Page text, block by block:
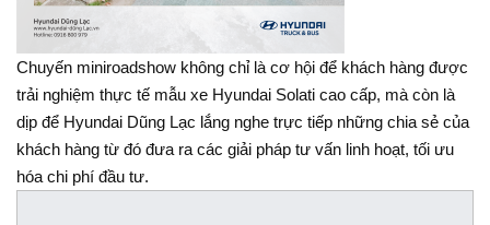
Chuyến miniroadshow không chỉ là cơ hội để khách hàng được
trải nghiệm thực tế mẫu xe Hyundai Solati cao cấp, mà còn là
dịp để Hyundai Dũng Lạc lắng nghe trực tiếp những chia sẻ của
khách hàng từ đó đưa ra các giải pháp tư vấn linh hoạt, tối ưu
hóa chi phí đầu tư.